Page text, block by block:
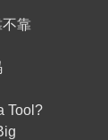
靠
Tool?